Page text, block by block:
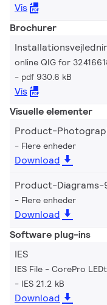
Vis
Brochurer
online QIG for
pdf 930.6 kB
Vis
Visuelle elementer
Product-
Flere enheder
Download
Product-Diagrams-
Flere enheder
Download
Software plug-ins
IES
IES File - CorePro
IES 21.2 kB
Download